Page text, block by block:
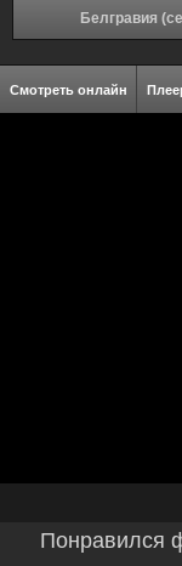
Белгравия
Смотреть онлайн
Понравился